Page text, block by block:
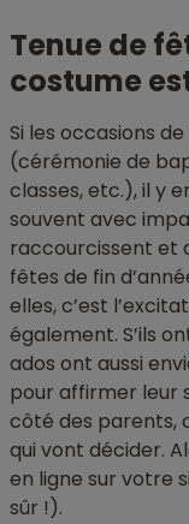
Tenue de
costume
Si les occasions
(cérémonie de
classes, etc.), il y
souvent avec
raccourcissent et
fêtes de fin
elles, c’est
également. S’ils
ados ont aussi
pour affirmer leur
côté des parents,
qui vont décider.
en ligne sur votre
sûr !).